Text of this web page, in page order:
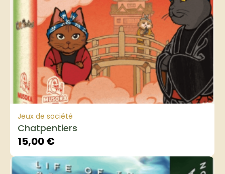
Jeux de société
Chatpentiers
15,00€